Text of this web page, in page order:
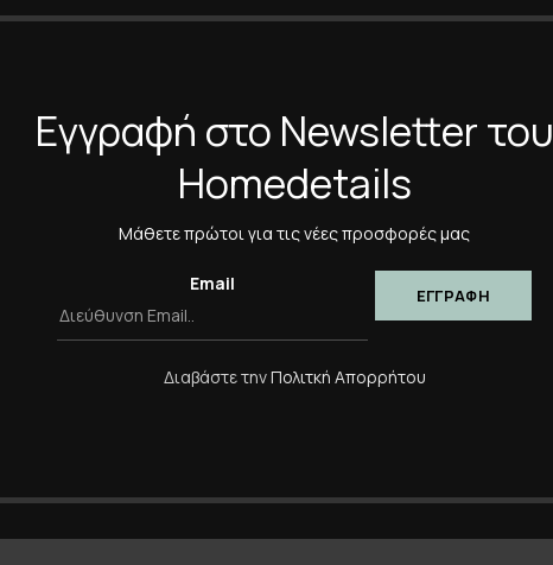
Εγγραφή στο Newsletter του
Homedetails
Μάθετε πρώτοι για τις νέες προσφορές μας
Email
Διαβάστε τηνΠολιτκή Απορρήτου
-11%